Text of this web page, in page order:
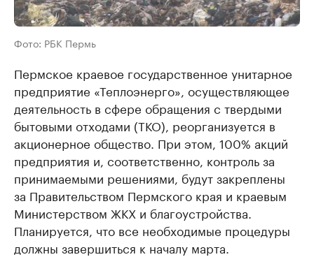
Фото: РБК Пермь
Пермское краевое государственное унитарное
предприятие «Теплоэнерго», осуществляющее
деятельность в сфере обращения с твердыми
бытовыми отходами (ТКО), реорганизуется в
акционерное общество. При этом, 100% акций
предприятия и, соответственно, контроль за
принимаемыми решениями, будут закреплены
за Правительством Пермского края и краевым
Министерством ЖКХ и благоустройства.
Планируется, что все необходимые процедуры
должны завершиться к началу марта.